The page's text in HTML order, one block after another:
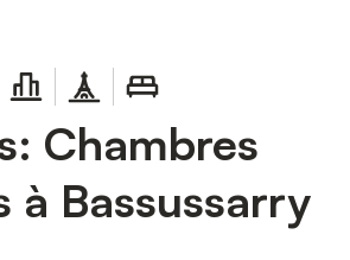
Chambres
à Bassussarry